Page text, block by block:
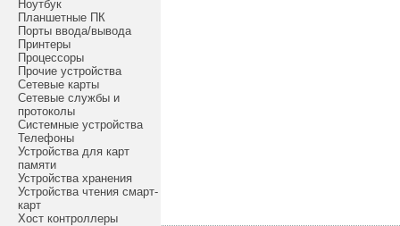
Ноутбук
Планшетные ПК
Порты ввода/вывода
Принтеры
Процессоры
Прочие устройства
Сетевые карты
Сетевые службы и
протоколы
Системные устройства
Телефоны
Устройства для карт
памяти
Устройства хранения
Устройства чтения смарт-
карт
Хост контроллеры